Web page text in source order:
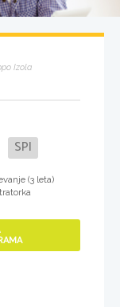
Izola
SPI
(3 leta)